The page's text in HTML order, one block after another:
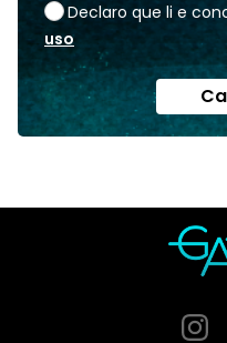
Declaro que li e
uso